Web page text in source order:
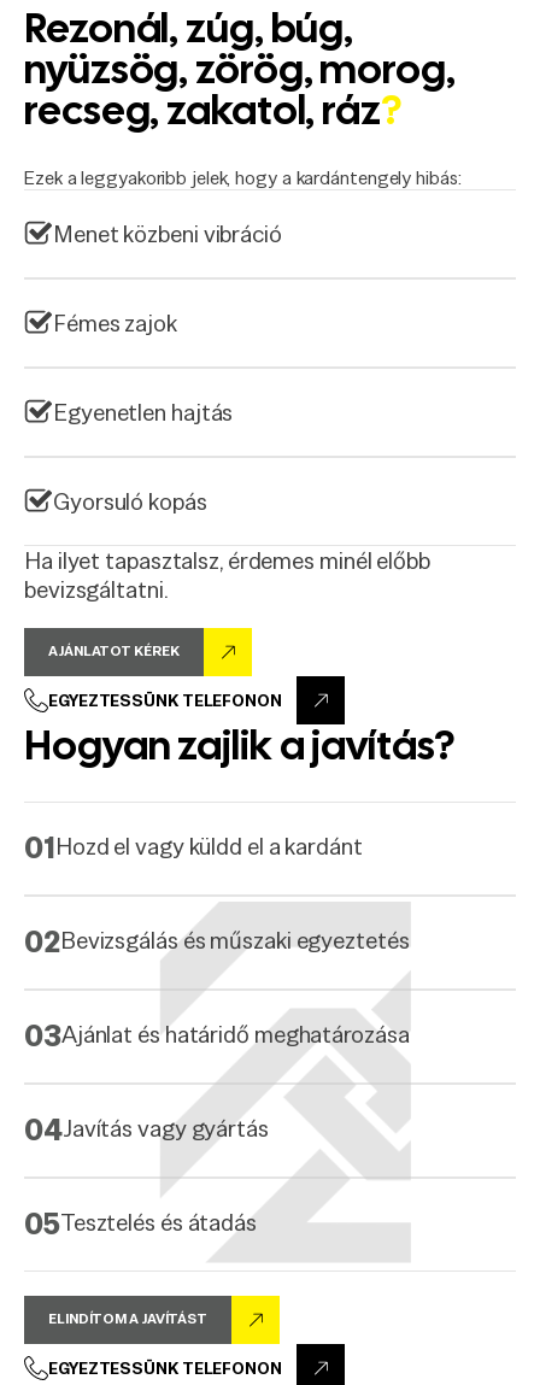
Rezonál, zúg, búg,
nyüzsög, zörög, morog,
recseg, zakatol, ráz?
Ezek a leggyakoribb jelek, hogy a kardántengely hibás:
Menet közbeni vibráció
Fémes zajok
Egyenetlen hajtás
Gyorsuló kopás
Ha ilyet tapasztalsz, érdemes minél előbb
bevizsgáltatni.
AJÁNLATOT KÉREK
EGYEZTESSÜNK TELEFONON
Hogyan zajlik a javítás?
01Hozd el vagy küldd el a kardánt
02Bevizsgálás és műszaki egyeztetés
03Ajánlat és határidő meghatározása
04Javítás vagy gyártás
05Tesztelés és átadás
ELINDÍTOM A JAVÍTÁST
EGYEZTESSÜNK TELEFONON